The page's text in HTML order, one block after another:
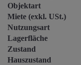
Objektart
Miete (exkl. USt.)
Nutzungsart
Lagerfläche
Zustand
Hauszustand